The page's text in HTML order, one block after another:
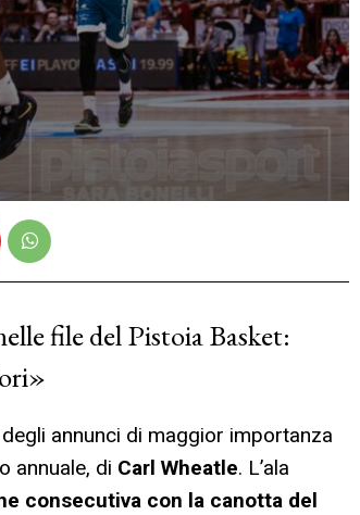
file del Pistoia Basket:
annunci di maggior importanza
annuale, di Carl Wheatle. L’ala
consecutiva con la canotta del